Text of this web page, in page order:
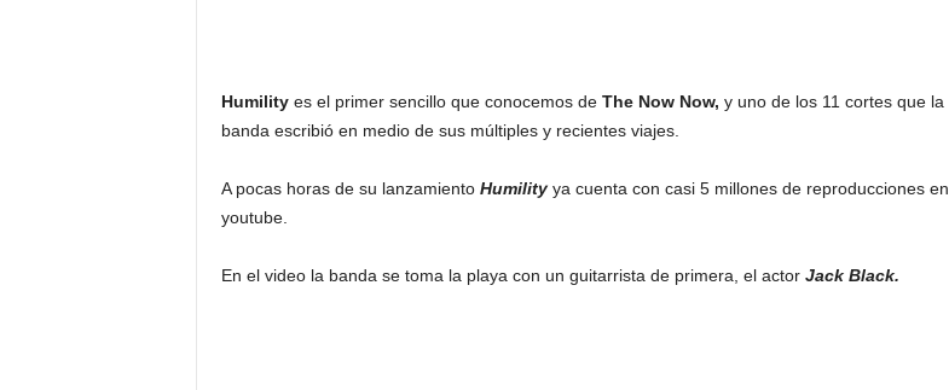
Humility es el primer sencillo que conocemos de The Now Now, y uno de los 11 cortes que la
banda escribió en medio de sus múltiples y recientes viajes.
A pocas horas de su lanzamiento Humility ya cuenta con casi 5 millones de reproducciones en
youtube.
En el video la banda se toma la playa con un guitarrista de primera, el actor Jack Black.